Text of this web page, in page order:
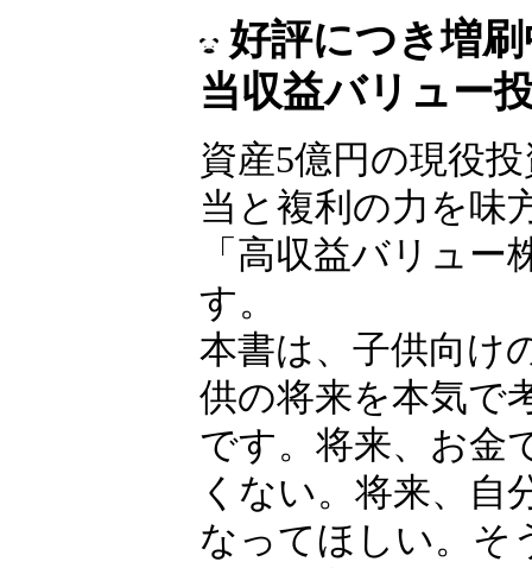
好評につき増刷
当収益バリュー
資産5億円の現役
が配当と複利の
産を育てた「高収
法」を明かします
本書は、子供向け
供の将来を本気で
です。将来、お金
くない。将来、自